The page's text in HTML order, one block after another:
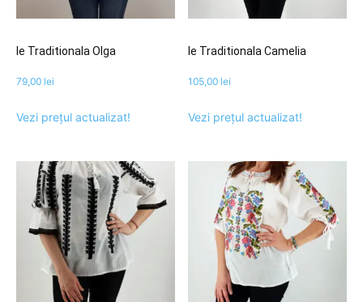
Ie Traditionala Olga
79,00 lei
Vezi prețul actualizat!
Ie Traditionala Camelia
105,00 lei
Vezi prețul actualizat!